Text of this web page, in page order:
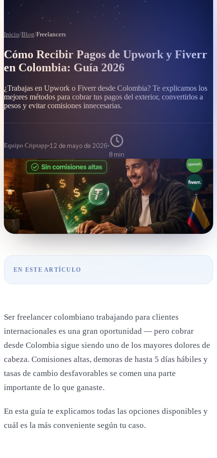
Términos y legal
Quiénes somos
Inicio/Blog/Freelancers
Cómo Recibir Pagos de Upwork y Fiverr
en Colombia: Guía 2026
¿Trabajas en Upwork o Fiverr desde Colombia? Te explicamos los
mejores métodos para cobrar tus pagos del exterior, convertirlos a
pesos y evitar comisiones innecesarias.
Equipo Criptapp 12 de mayo de 2026
8 min
EN ESTE ARTÍCULO
Ser freelancer colombiano trabajando para clientes
internacionales es una gran oportunidad — pero cobrar
desde Colombia sigue siendo uno de los mayores dolores de
cabeza. Comisiones altas, demoras de hasta 5 días hábiles y
tasas de cambio desfavorables se comen una parte
importante de lo que ganaste.
En esta guía te explicamos todas las opciones disponibles y
cuál es la más conveniente según tu caso.